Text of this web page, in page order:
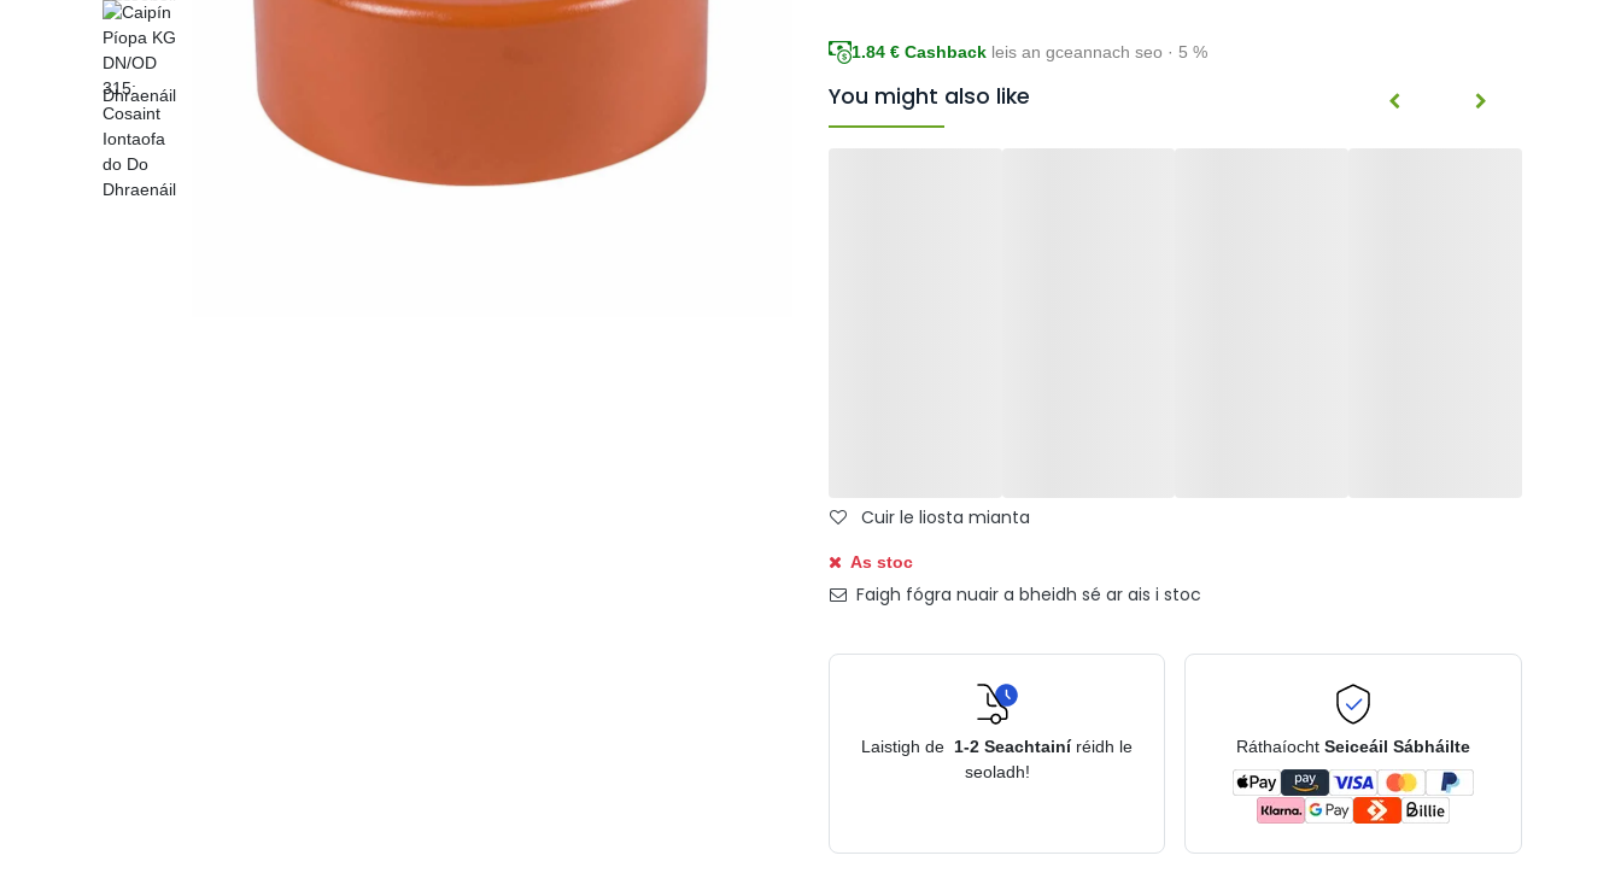
1.84 € Cashback leis an gceannach seo · 5 %
You might also like
Cuir le liosta mianta
As stoc
Faigh fógra nuair a bheidh sé ar ais i stoc
Laistigh de 1-2 Seachtainí réidh le
seoladh!
Ráthaíocht Seiceáil Sábháilte